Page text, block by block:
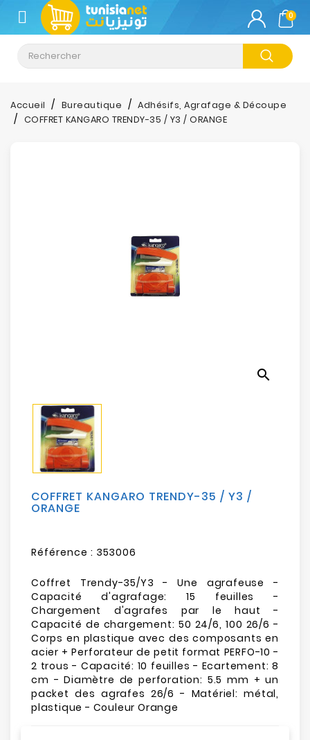
CATÉGORIE
Climatisation
Informatique
Sécurité
Mobilités
0
Accueil Bureautique
Adhésifs, Agrafage & Découpe
COFFRET KANGARO TRENDY-35 / Y3 / ORANGE
search
COFFRET KANGARO TRENDY-35 / Y3 /
ORANGE
Référence : 353006
Coffret Trendy-35/Y3 - Une agrafeuse -
Capacité d'agrafage: 15 feuilles -
Chargement d'agrafes par le haut -
Capacité de chargement: 50 24/6, 100 26/6 -
Corps en plastique avec des composants en
acier + Perforateur de petit format PERFO-10 -
2 trous - Capacité: 10 feuilles - Ecartement: 8
cm - Diamètre de perforation: 5.5 mm + un
packet des agrafes 26/6 - Matériel: métal,
plastique - Couleur Orange